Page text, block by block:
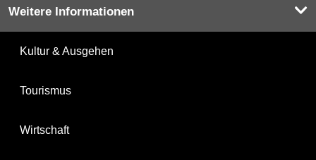
Weitere Informationen
Kultur & Ausgehen
Tourismus
Wirtschaft